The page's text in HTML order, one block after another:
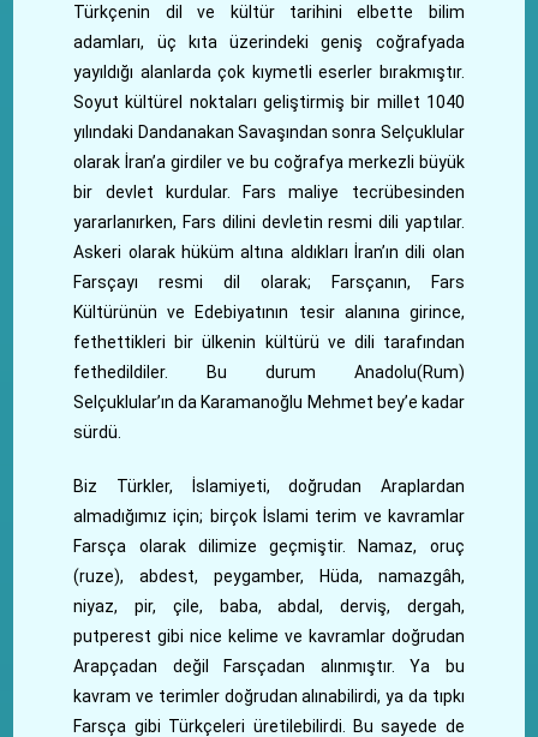
Türkçenin dil ve kültür tarihini elbette bilim
adamları, üç kıta üzerindeki geniş coğrafyada
yayıldığı alanlarda çok kıymetli eserler bırakmıştır.
Soyut kültürel noktaları geliştirmiş bir millet 1040
yılındaki Dandanakan Savaşından sonra Selçuklular
olarak İran’a girdiler ve bu coğrafya merkezli büyük
bir devlet kurdular. Fars maliye tecrübesinden
yararlanırken, Fars dilini devletin resmi dili yaptılar.
Askeri olarak hüküm altına aldıkları İran’ın dili olan
Farsçayı resmi dil olarak; Farsçanın, Fars
Kültürünün ve Edebiyatının tesir alanına girince,
fethettikleri bir ülkenin kültürü ve dili tarafından
fethedildiler. Bu durum Anadolu(Rum)
Selçuklular’ın da Karamanoğlu Mehmet bey’e kadar
sürdü.
Biz Türkler, İslamiyeti, doğrudan Araplardan
almadığımız için; birçok İslami terim ve kavramlar
Farsça olarak dilimize geçmiştir. Namaz, oruç
(ruze), abdest, peygamber, Hüda, namazgâh,
niyaz, pir, çile, baba, abdal, derviş, dergah,
putperest gibi nice kelime ve kavramlar doğrudan
Arapçadan değil Farsçadan alınmıştır. Ya bu
kavram ve terimler doğrudan alınabilirdi, ya da tıpkı
Farsça gibi Türkçeleri üretilebilirdi. Bu sayede de